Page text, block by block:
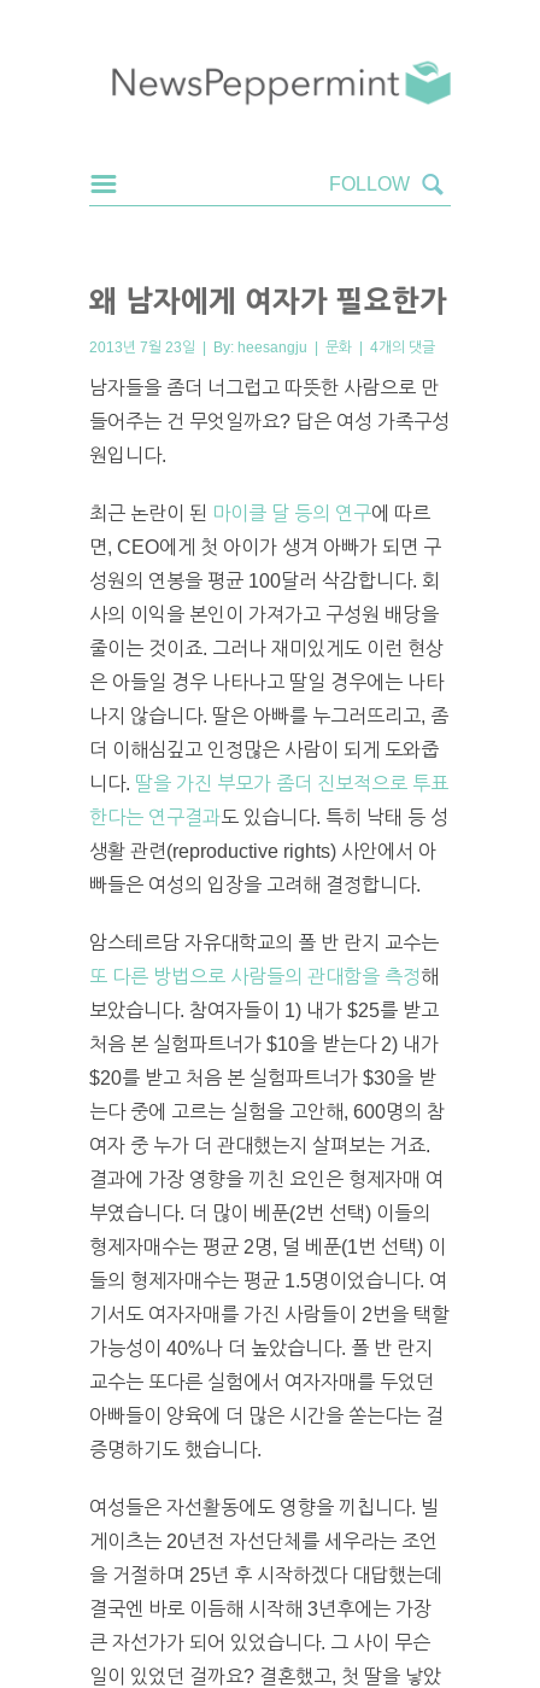
왜 남자에게 여자가 필요한가
2013년 7월 23일 | By: heesangju | 문화 | 4개의 댓글
남자들을 좀더 너그럽고 따뜻한 사람으로 만
들어주는 건 무엇일까요? 답은 여성 가족구성
원입니다.
최근 논란이 된 마이클 달 등의 연구에 따르
면, CEO에게 첫 아이가 생겨 아빠가 되면 구
성원의 연봉을 평균 100달러 삭감합니다. 회
사의 이익을 본인이 가져가고 구성원 배당을
줄이는 것이죠. 그러나 재미있게도 이런 현상
은 아들일 경우 나타나고 딸일 경우에는 나타
나지 않습니다. 딸은 아빠를 누그러뜨리고, 좀
더 이해심깊고 인정많은 사람이 되게 도와줍
니다. 딸을 가진 부모가 좀더 진보적으로 투표
한다는 연구결과도 있습니다. 특히 낙태 등 성
생활 관련(reproductive rights) 사안에서 아
빠들은 여성의 입장을 고려해 결정합니다.
암스테르담 자유대학교의 폴 반 란지 교수는
또 다른 방법으로 사람들의 관대함을 측정해
보았습니다. 참여자들이 1) 내가 $25를 받고
처음 본 실험파트너가 $10을 받는다 2) 내가
$20를 받고 처음 본 실험파트너가 $30을 받
는다 중에 고르는 실험을 고안해, 600명의 참
여자 중 누가 더 관대했는지 살펴보는 거죠.
결과에 가장 영향을 끼친 요인은 형제자매 여
부였습니다. 더 많이 베푼(2번 선택) 이들의
형제자매수는 평균 2명, 덜 베푼(1번 선택) 이
들의 형제자매수는 평균 1.5명이었습니다. 여
기서도 여자자매를 가진 사람들이 2번을 택할
가능성이 40%나 더 높았습니다. 폴 반 란지
교수는 또다른 실험에서 여자자매를 두었던
아빠들이 양육에 더 많은 시간을 쏟는다는 걸
증명하기도 했습니다.
여성들은 자선활동에도 영향을 끼칩니다. 빌
게이츠는 20년전 자선단체를 세우라는 조언
을 거절하며 25년 후 시작하겠다 대답했는데
결국엔 바로 이듬해 시작해 3년후에는 가장
큰 자선가가 되어 있었습니다. 그 사이 무슨
일이 있었던 걸까요? 결혼했고, 첫 딸을 낳았